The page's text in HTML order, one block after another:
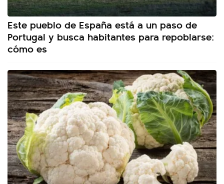
Este pueblo de España está a un paso de
Portugal y busca habitantes para repoblarse:
cómo es